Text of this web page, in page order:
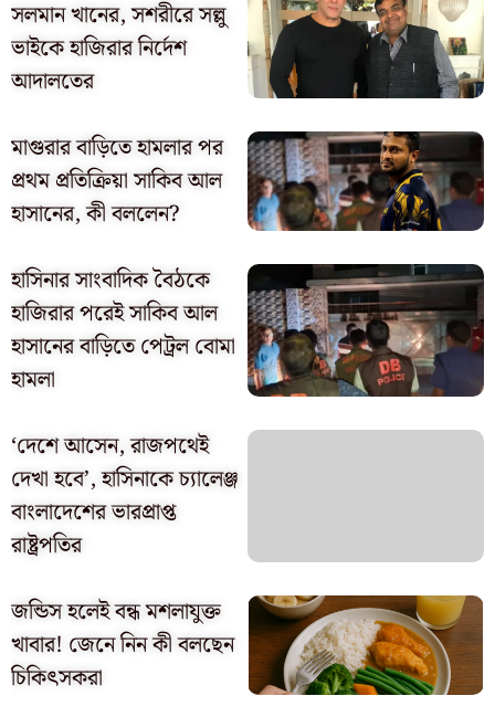
সলমান খানের, সশরীরে সল্লু
ভাইকে হাজিরার নির্দেশ
আদালতের
মাগুরার বাড়িতে হামলার পর
প্রথম প্রতিক্রিয়া সাকিব আল
হাসানের, কী বললেন?
হাসিনার সাংবাদিক বৈঠকে
হাজিরার পরেই সাকিব আল
হাসানের বাড়িতে পেট্রল বোমা
হামলা
‘দেশে আসেন, রাজপথেই
দেখা হবে’, হাসিনাকে চ্যালেঞ্জ
বাংলাদেশের ভারপ্রাপ্ত
রাষ্ট্রপতির
জন্ডিস হলেই বন্ধ মশলাযুক্ত
খাবার! জেনে নিন কী বলছেন
চিকিৎসকরা